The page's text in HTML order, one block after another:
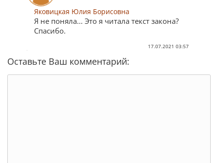
Яковицкая Юлия Борисовна
Я не поняла... Это я читала текст закона?
Спасибо.
17.07.2021 03:57
Оставьте Ваш комментарий: